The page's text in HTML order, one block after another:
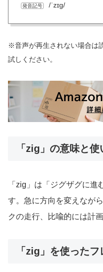
発音記号 /ˈzɪɡ/
※音声が再生されない場合は
試しください。
「zig」の意味と使
「zig」は「ジグザグに
す。急に方向を変えなが
クの走行、比喩的には計
「zig」を使った